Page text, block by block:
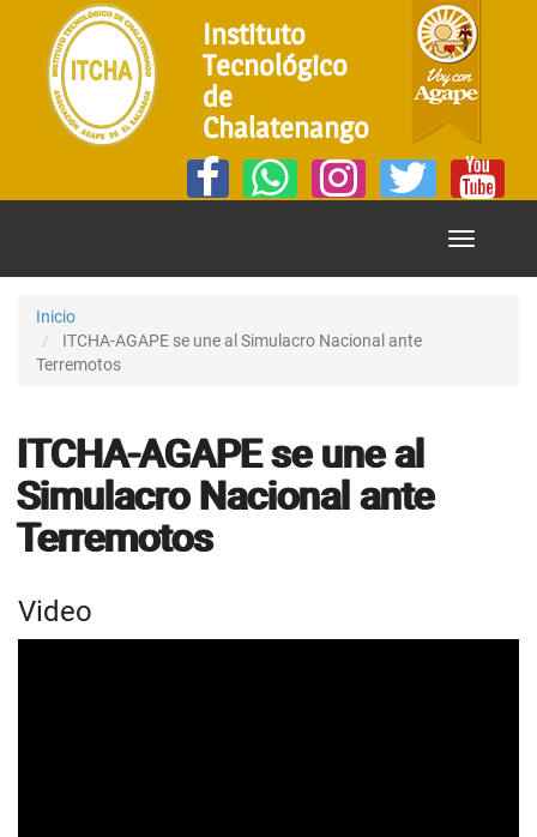
Instituto
Tecnológico
de
Chalatenango
Mostrar
Inicio
ITCHA-AGAPE se une al Simulacro Nacional ante
Terremotos
ITCHA-AGAPE se une al
Simulacro Nacional ante
Terremotos
Video